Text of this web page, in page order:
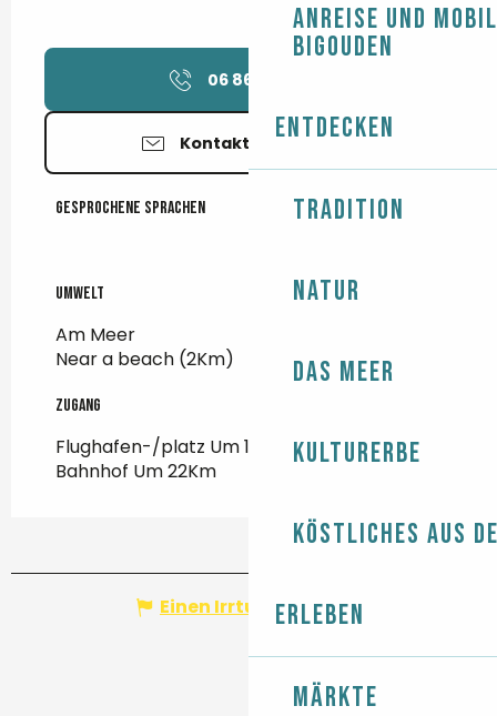
Anreise und
Bigouden
Entdecken
Tradition
Natur
Das Meer
Kulturerbe
Köstliches aus
Erleben
Märkte
06 86 93 64
Kontaktieren Sie uns
Gesprochene Sprachen
Gesprochene Sprachen
Umwelt
Umwelt
Am Meer
Near a beach (2Km)
Zugang
Zugang
Flughafen-/platz Um 103Km
Bahnhof Um 22Km
Einen Irrtum angeben